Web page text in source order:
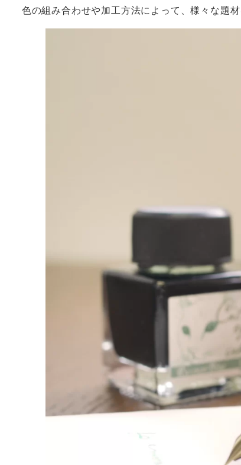
色の組み合わせや加工方法によって、様々な題材